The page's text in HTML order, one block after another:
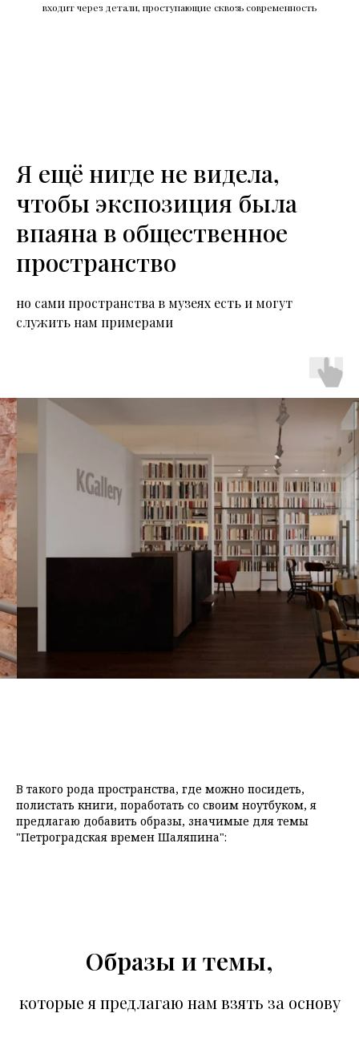
входит через детали, проступающие сквозь современность
Я ещё нигде не видела,
чтобы экспозиция была
впаяна в общественное
пространство
но сами пространства в музеях есть и могут
служить нам примерами
В такого рода пространства, где можно посидеть,
полистать книги, поработать со своим ноутбуком, я
предлагаю добавить образы, значимые для темы
"Петроградская времен Шаляпина":
Образы и темы,
которые я предлагаю нам взять за основу